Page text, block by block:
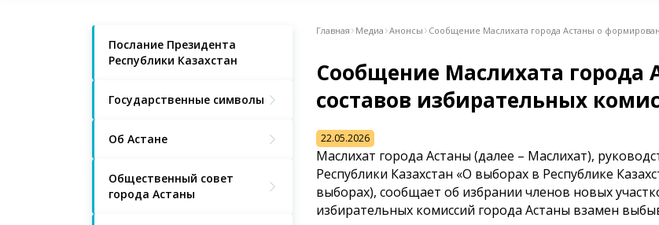
Послание Президента
Республики Казахстан
Государственные символы
Об Астане
Общественный совет
города Астаны
Главная Медиа Анонсы Сообщение Маслихата города Астаны о
Сообщение Маслихата
составов избирательных
22.05.2026
Маслихат города Астаны (далее – Маслихат),
Республики Казахстан «О выборах в Республике
выборах), сообщает об избрании членов новых
избирательных комиссий города Астаны взамен